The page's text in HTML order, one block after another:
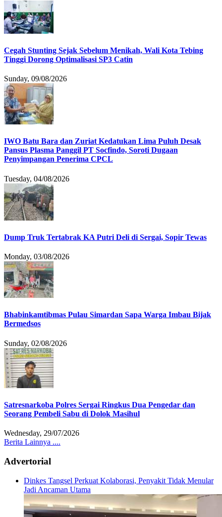
Cegah Stunting Sejak Sebelum Menikah, Wali Kota Tebing
Tinggi Dorong Optimalisasi SP3 Catin
Sunday, 09/08/2026
IWO Batu Bara dan Zuriat Kedatukan Lima Puluh Desak
Pansus Plasma Panggil PT Socfindo, Soroti Dugaan
Penyimpangan Penerima CPCL
Tuesday, 04/08/2026
Dump Truk Tertabrak KA Putri Deli di Sergai, Sopir Tewas
Monday, 03/08/2026
Bhabinkamtibmas Pulau Simardan Sapa Warga Imbau Bijak
Bermedsos
Sunday, 02/08/2026
Satresnarkoba Polres Sergai Ringkus Dua Pengedar dan
Seorang Pembeli Sabu di Dolok Masihul
Wednesday, 29/07/2026
Berita Lainnya ....
Advertorial
Dinkes Tangsel Perkuat Kolaborasi, Penyakit Tidak Menular
Jadi Ancaman Utama